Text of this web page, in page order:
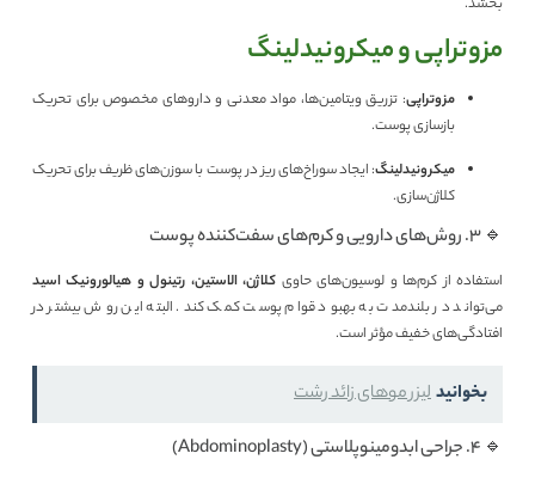
بخشد.
مزوتراپی و میکرونیدلینگ
مزوتراپی: تزریق ویتامین‌ها، مواد معدنی و داروهای مخصوص برای تحریک
بازسازی پوست.
میکرونیدلینگ: ایجاد سوراخ‌های ریز در پوست با سوزن‌های ظریف برای تحریک
کلاژن‌سازی.
🔹 ۳. روش‌های دارویی و کرم‌های سفت‌کننده پوست
استفاده از کرم‌ها و لوسیون‌های حاوی کلاژن، الاستین، رتینول و هیالورونیک اسید
می‌تواند در بلندمدت به بهبود قوام پوست کمک کند. البته این روش بیشتر در
افتادگی‌های خفیف مؤثر است.
بخوانیدلیزر موهای زائد رشت
🔹 ۴. جراحی ابدومینوپلاستی (Abdominoplasty)